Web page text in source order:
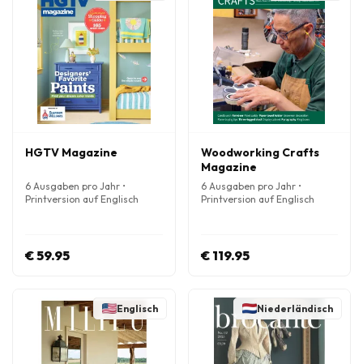
HGTV Magazine
6 Ausgaben pro Jahr •
Printversion auf Englisch
€ 59.95
Woodworking Crafts
Magazine
6 Ausgaben pro Jahr •
Printversion auf Englisch
€ 119.95
Englisch Niederländisch